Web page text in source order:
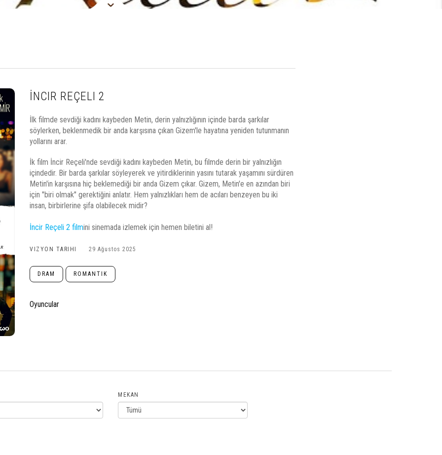
İNCIR REÇELI 2
İlk filmde sevdiği kadını kaybeden Metin, derin yalnızlığının içinde barda şarkılar
söylerken, beklenmedik bir anda karşısına çıkan Gizem'le hayatına yeniden tutunmanın
yollarını arar.
İk film İncir Reçeli'nde sevdiği kadını kaybeden Metin, bu filmde derin bir yalnızlığın
içindedir. Bir barda şarkılar söyleyerek ve yitirdiklerinin yasını tutarak yaşamını sürdüren
Metin'in karşısına hiç beklemediği bir anda Gizem çıkar. Gizem, Metin'e en azından biri
için "biri olmak" gerektiğini anlatır. Hem yalnızlıkları hem de acıları benzeyen bu iki
insan, birbirlerine şifa olabilecek midir?
İncir Reçeli 2 filmini sinemada izlemek için hemen biletini al!
VIZYON TARIHI 29 Ağustos 2025
DRAM ROMANTIK
Oyuncular
MEKAN